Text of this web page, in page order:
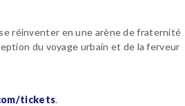
réinventer en une arène de fraternité
du voyage urbain et de la ferveur
tickets.